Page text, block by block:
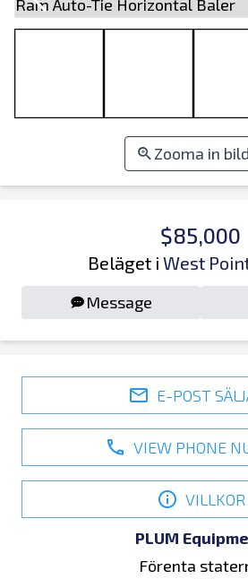
Zooma in
$85,000
Beläget i West
Message
E-POST
VIEW PHONE
VILLKOR
PLUM
Förenta